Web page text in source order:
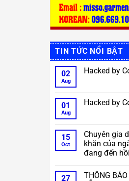
TIN TỨC NỔI BẬT
02
Aug
Hacked by
Hacked
by
01
Aug
Hacked by
Hacked
by
CoupDeGrace
15
Oct
Chuyên gia
khăn của
đang đến
Comments
27
THÔNG BÁO